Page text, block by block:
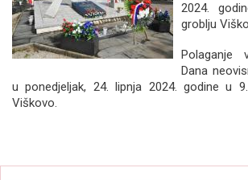
2024.
groblju
Polaganje
Dana
u ponedjeljak, 24. lipnja 2024. godine u
Viškovo.